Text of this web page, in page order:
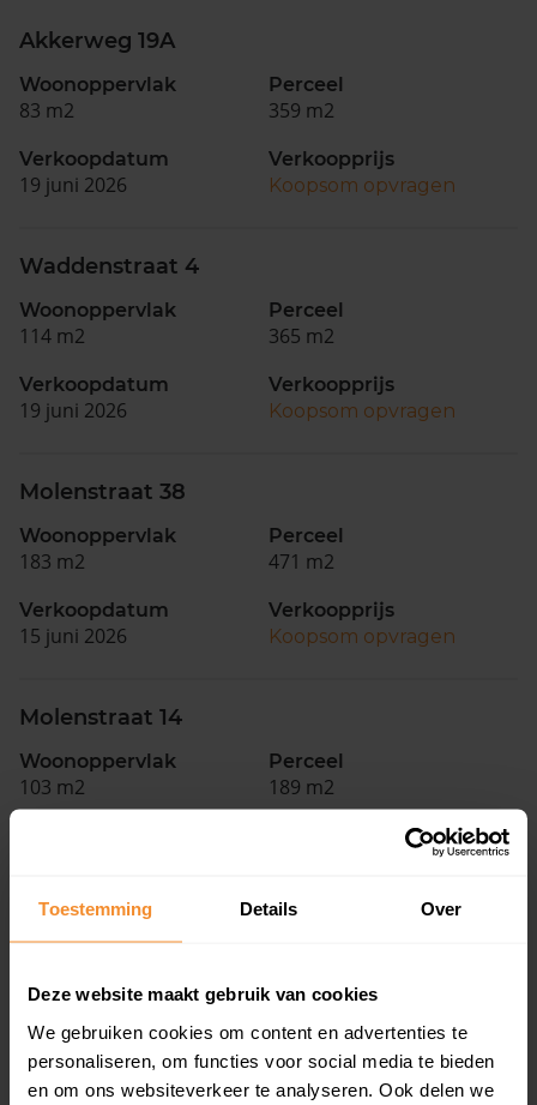
Toestemming Details Over
Deze website maakt gebruik van cookies
We gebruiken cookies om content en advertenties te
personaliseren, om functies voor social media te bieden
en om ons websiteverkeer te analyseren. Ook delen we
Akkerweg 19A
Woonoppervlak
83 m2
Perceel
359 m2
Verkoopdatum
19 juni 2026
Verkoopprijs
Koopsom opvragen
Waddenstraat 4
Woonoppervlak
114 m2
Perceel
365 m2
Verkoopdatum
19 juni 2026
Verkoopprijs
Koopsom opvragen
Molenstraat 38
Woonoppervlak
183 m2
Perceel
471 m2
Verkoopdatum
15 juni 2026
Verkoopprijs
Koopsom opvragen
Molenstraat 14
Woonoppervlak
103 m2
Perceel
189 m2
Koopsom opvragen
Molenstraat 20
Woonoppervlak Perceel
Verkoopdatum
04 december 2025
Verkoopprijs
Koopsom opvragen